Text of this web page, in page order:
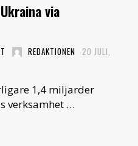
via
REDAKTIONEN
20 JULI,
1,4 miljarder
verksamhet …